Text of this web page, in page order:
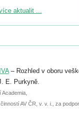
ke konferenci
do 6. září.
přednášky nebo
června.
aktualit ...
– Rozhled v oboru
E. Purkyně.
AV ČR, v. v. i., za